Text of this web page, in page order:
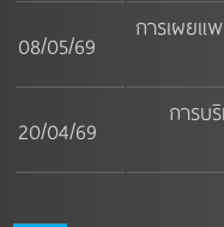
08/05/69
การเผยแ
20/04/69
การบ